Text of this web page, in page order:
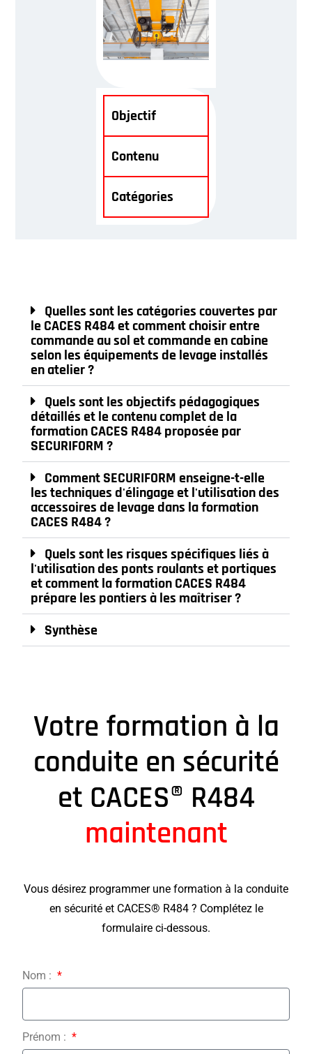
Objectif
Contenu
Catégories
Quelles sont les catégories couvertes par
le CACES R484 et comment choisir entre
commande au sol et commande en cabine
selon les équipements de levage installés
en atelier ?
Quels sont les objectifs pédagogiques
détaillés et le contenu complet de la
formation CACES R484 proposée par
SECURIFORM ?
Comment SECURIFORM enseigne-t-elle
les techniques d'élingage et l'utilisation des
accessoires de levage dans la formation
CACES R484 ?
Quels sont les risques spécifiques liés à
l'utilisation des ponts roulants et portiques
et comment la formation CACES R484
prépare les pontiers à les maîtriser ?
Synthèse
Votre formation à la
conduite en sécurité
et CACES® R484
maintenant
Vous désirez programmer une formation à la conduite
en sécurité et CACES® R484 ? Complétez le
formulaire ci-dessous.
Nom :
Prénom :